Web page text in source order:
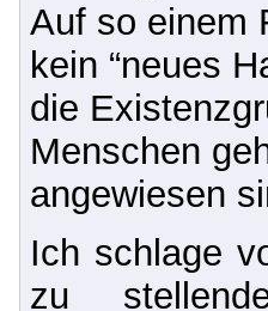
würden
verweigert.
Auf so einem
kein “neues
die
Menschen
angewiesen